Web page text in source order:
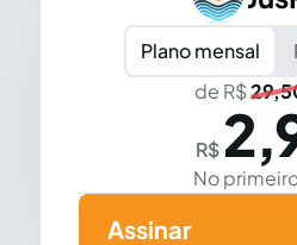
Plano mensal
de R$
R$
No
Assinar